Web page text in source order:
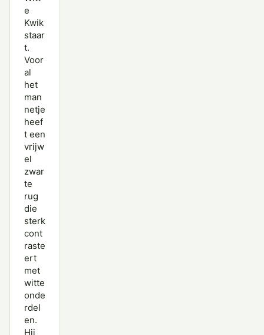
e
Kwik
staar
t.
Voor
al
het
man
netje
heef
t een
vrijw
el
zwar
te
rug
die
sterk
cont
raste
ert
met
witte
onde
rdel
en.
Hij